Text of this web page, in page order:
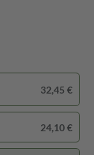
32,45 €
24,10 €